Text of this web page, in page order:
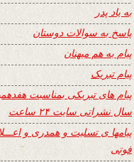
به یاد پدر
پاسخ به سوالات دوستان
پیام به هم میهنان
پیام تبریک
پیام های تبریکی بمناسبت
سال نشراتی سایت ۲۴ ساعت
پیامها ی تسلیت و همدری و
فوتی